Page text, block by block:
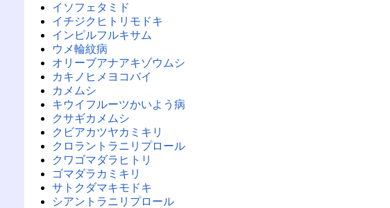
イソフェタミド
イチジクヒトリモドキ
インピルフルキサム
ウメ輪紋病
オリーブアナアキゾウムシ
カキノヒメヨコバイ
カメムシ
キウイフルーツかいよう病
クサギカメムシ
クビアカツヤカミキリ
クロラントラニリプロール
クワゴマダラヒトリ
ゴマダラカミキリ
サトクダマキモドキ
シアントラニリプロール